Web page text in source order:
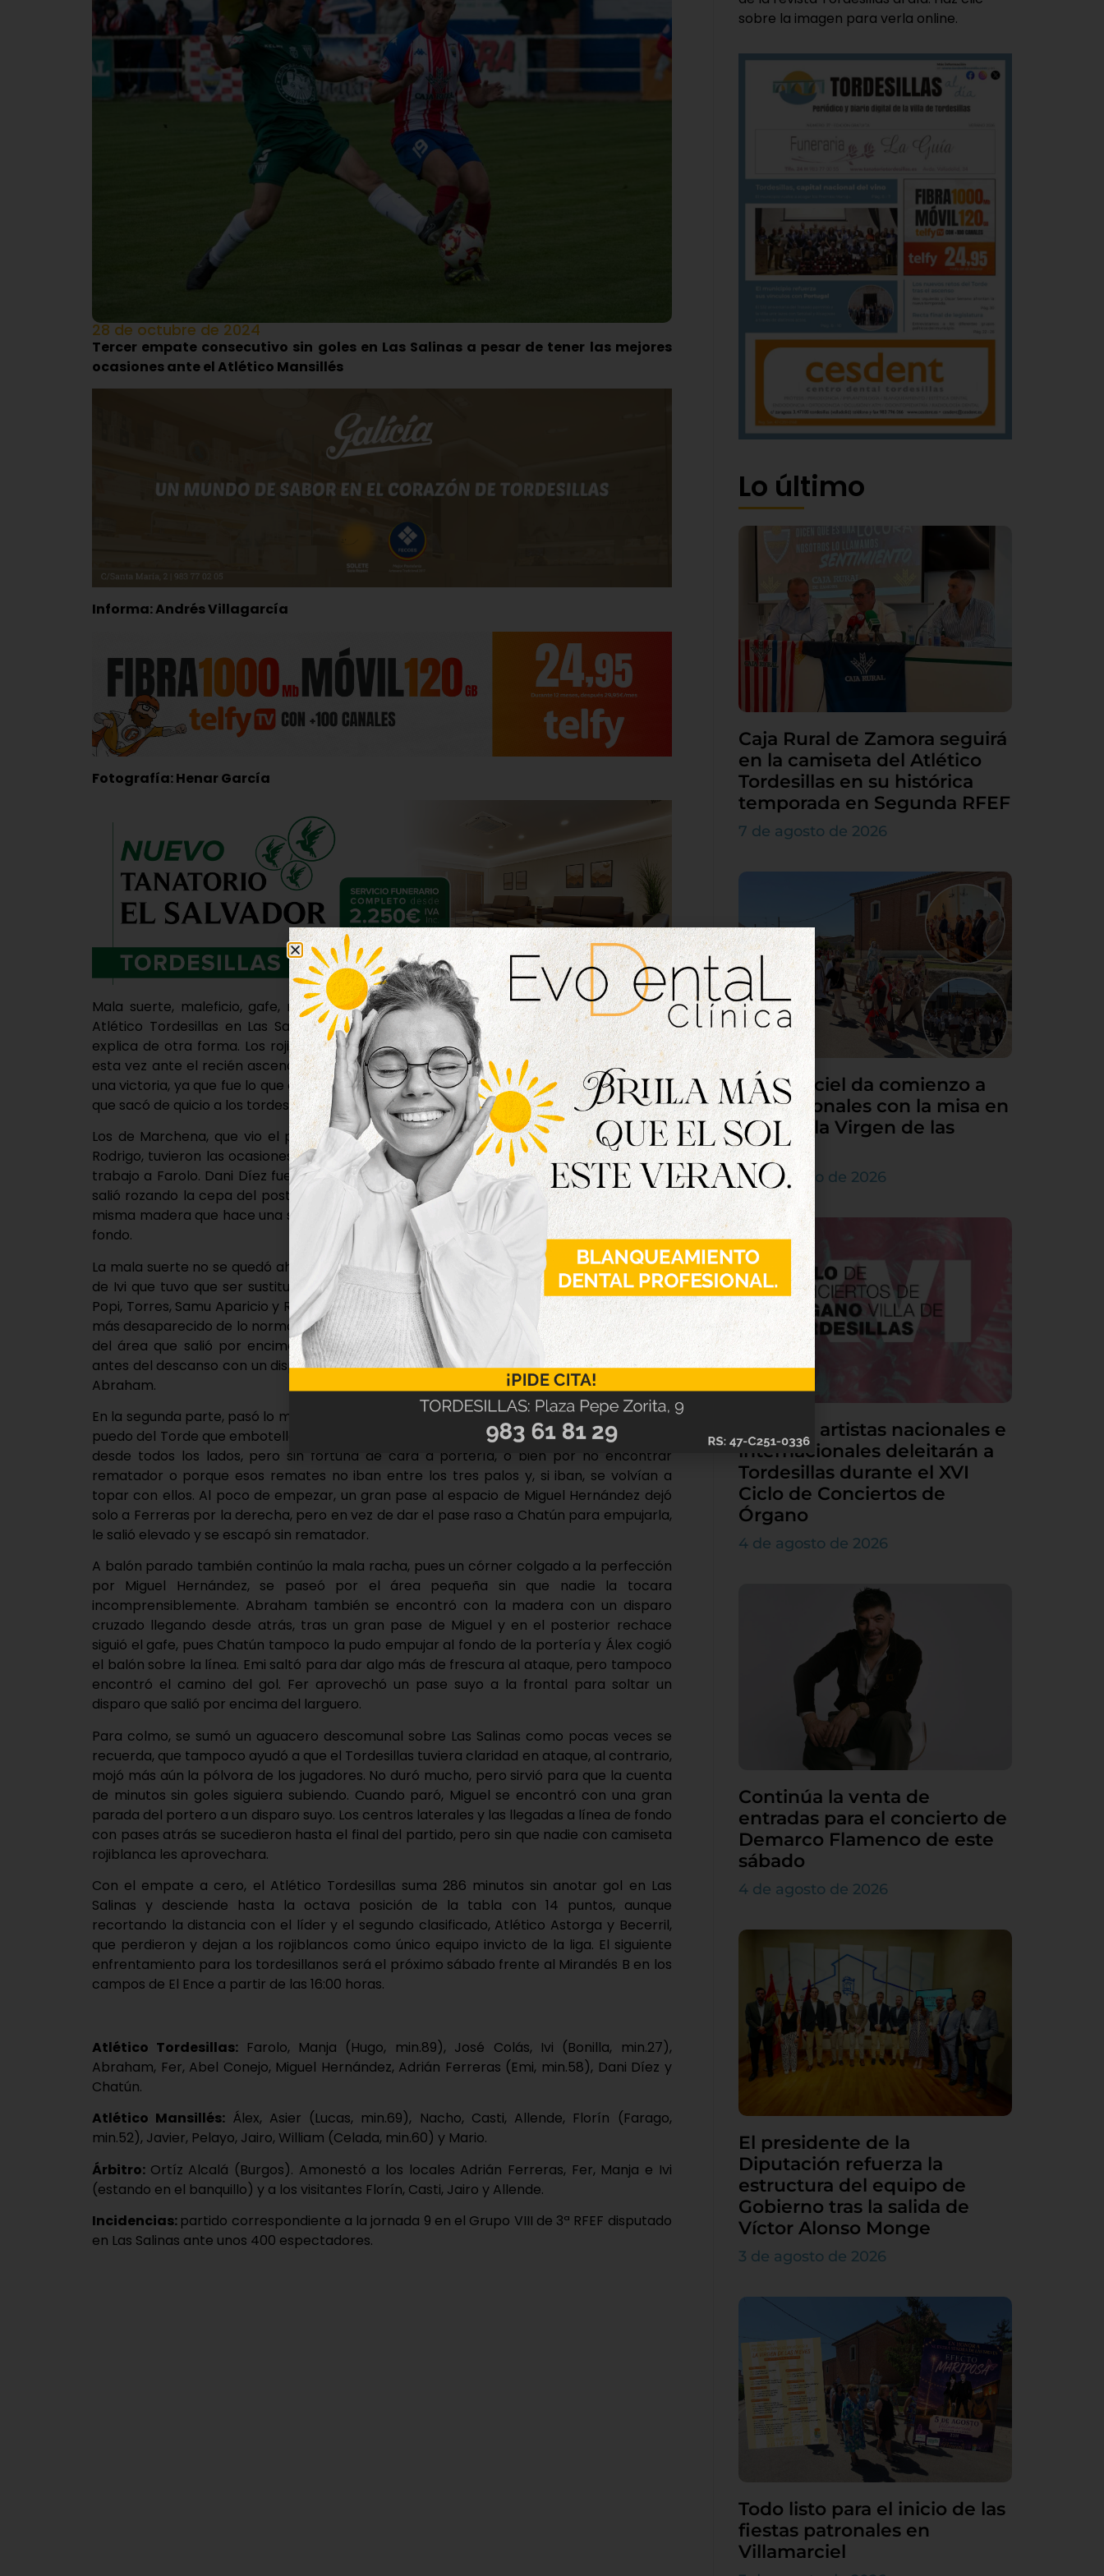
28 de octubre de 2024
Tercer empate consecutivo sin goles en Las Salinas a pesar de tener las mejores
ocasiones ante el Atlético Mansillés
Informa: Andrés Villagarcía
Fotografía: Henar García
Mala suerte, maleficio, gafe, maldición, mal de ojo. Llámalo como quieras, pero lo del
Atlético Tordesillas en Las Salinas de cara a portería en estas nueve jornadas no se
explica de otra forma. Los rojiblancos sumaron el tercer empate consecutivo sin goles,
esta vez ante el recién ascendido Atlético Mansillés, que celebró el punto como si fuese
una victoria, ya que fue lo que quisieron desde el primer instante, ayudados por un árbitro
que sacó de quicio a los tordesillanos con sus decisiones.
Los de Marchena, que vio el partido desde la banda tras su expulsión frente al Ciudad
Rodrigo, tuvieron las ocasiones más claras del partido, porque el Mansillés apenas le dio
trabajo a Farolo. Dani Díez fue el primero en probar suerte, con un disparo cruzado que
salió rozando la cepa del poste. Minutos más tarde, Chatún se volvió a encontrar con la
misma madera que hace una semana, pero esta vez el balón salió rebotado por línea de
fondo.
La mala suerte no se quedó ahí, pues a la falta de gol se sumó una nueva lesión, esta vez
de Ivi que tuvo que ser sustituido por Bonilla en el minuto 27, sumándose a las bajas de
Popi, Torres, Samu Aparicio y Rafa. Mediada la primera mitad, Adrián Ferreras, que estuvo
más desaparecido de lo normal en el encuentro, lo intentó con una volea desde la frontal
del área que salió por encima de la portería. Miguel Hernández también la tuvo justo
antes del descanso con un disparo raso que despejó Álex con el pie tras un gran pase de
Abraham.
En la segunda parte, pasó lo mismo que contra el Almazán hace siete días. Un quiero y no
puedo del Torde que embotelló al Mansillés en su campo, con numerosos centros al área
desde todos los lados, pero sin fortuna de cara a portería, o bien por no encontrar
rematador o porque esos remates no iban entre los tres palos y, si iban, se volvían a
topar con ellos. Al poco de empezar, un gran pase al espacio de Miguel Hernández dejó
solo a Ferreras por la derecha, pero en vez de dar el pase raso a Chatún para empujarla,
le salió elevado y se escapó sin rematador.
A balón parado también continúo la mala racha, pues un córner colgado a la perfección
por Miguel Hernández, se paseó por el área pequeña sin que nadie la tocara
incomprensiblemente. Abraham también se encontró con la madera con un disparo
cruzado llegando desde atrás, tras un gran pase de Miguel y en el posterior rechace
siguió el gafe, pues Chatún tampoco la pudo empujar al fondo de la portería y Álex cogió
el balón sobre la línea. Emi saltó para dar algo más de frescura al ataque, pero tampoco
encontró el camino del gol. Fer aprovechó un pase suyo a la frontal para soltar un
disparo que salió por encima del larguero.
Para colmo, se sumó un aguacero descomunal sobre Las Salinas como pocas veces se
recuerda, que tampoco ayudó a que el Tordesillas tuviera claridad en ataque, al contrario,
mojó más aún la pólvora de los jugadores. No duró mucho, pero sirvió para que la cuenta
de minutos sin goles siguiera subiendo. Cuando paró, Miguel se encontró con una gran
parada del portero a un disparo suyo. Los centros laterales y las llegadas a línea de fondo
con pases atrás se sucedieron hasta el final del partido, pero sin que nadie con camiseta
rojiblanca les aprovechara.
Con el empate a cero, el Atlético Tordesillas suma 286 minutos sin anotar gol en Las
Salinas y desciende hasta la octava posición de la tabla con 14 puntos, aunque
recortando la distancia con el líder y el segundo clasificado, Atlético Astorga y Becerril,
que perdieron y dejan a los rojiblancos como único equipo invicto de la liga. El siguiente
enfrentamiento para los tordesillanos será el próximo sábado frente al Mirandés B en los
campos de El Ence a partir de las 16:00 horas.
Atlético Tordesillas: Farolo, Manja (Hugo, min.89), José Colás, Ivi (Bonilla, min.27),
Abraham, Fer, Abel Conejo, Miguel Hernández, Adrián Ferreras (Emi, min.58), Dani Díez y
Chatún.
Atlético Mansillés: Álex, Asier (Lucas, min.69), Nacho, Casti, Allende, Florín (Farago,
min.52), Javier, Pelayo, Jairo, William (Celada, min.60) y Mario.
Árbitro: Ortíz Alcalá (Burgos). Amonestó a los locales Adrián Ferreras, Fer, Manja e Ivi
(estando en el banquillo) y a los visitantes Florín, Casti, Jairo y Allende.
Incidencias: partido correspondiente a la jornada 9 en el Grupo VIII de 3ª RFEF disputado
en Las Salinas ante unos 400 espectadores.
sobre la imagen para verla online.
Lo último
Caja Rural de Zamora seguirá
en la camiseta del Atlético
Tordesillas en su histórica
temporada en Segunda RFEF
7 de agosto de 2026
Villamarciel da comienzo a
sus patronales con la misa en
honor a la Virgen de las
Nieves
5 de agosto de 2026
Grandes artistas nacionales e
internacionales deleitarán a
Tordesillas durante el XVI
Ciclo de Conciertos de
Órgano
4 de agosto de 2026
Continúa la venta de
entradas para el concierto de
Demarco Flamenco de este
sábado
4 de agosto de 2026
El presidente de la
Diputación refuerza la
estructura del equipo de
Gobierno tras la salida de
Víctor Alonso Monge
3 de agosto de 2026
Todo listo para el inicio de las
fiestas patronales en
Villamarciel